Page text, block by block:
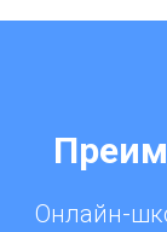
Онлайн-